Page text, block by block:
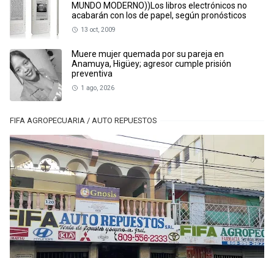
MUNDO MODERNO))Los libros electrónicos no
acabarán con los de papel, según pronósticos
13 oct, 2009
Muere mujer quemada por su pareja en
Anamuya, Higüey; agresor cumple prisión
preventiva
1 ago, 2026
FIFA AGROPECUARIA / AUTO REPUESTOS